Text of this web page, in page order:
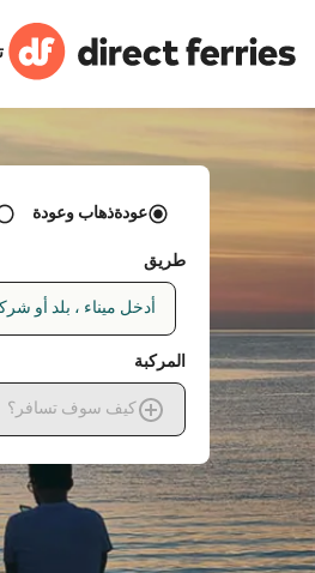
عودةذهاب وعودة
طريق
أدخل ميناء ، بلد أو
المركبة
كيف سوف تسافر؟